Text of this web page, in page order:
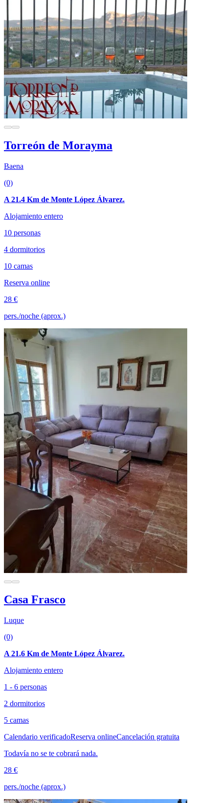
Torreón de Morayma
Baena
(0)
A 21.4 Km de Monte López Álvarez.
Alojamiento entero
10 personas
4 dormitorios
10 camas
Reserva online
28 €
pers./noche (aprox.)
Casa Frasco
Luque
(0)
A 21.6 Km de Monte López Álvarez.
Alojamiento entero
1 - 6 personas
2 dormitorios
5 camas
Calendario verificadoReserva onlineCancelación gratuita
Todavía no se te cobrará nada.
28 €
pers./noche (aprox.)